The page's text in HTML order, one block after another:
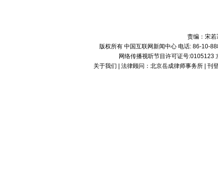
责编：宋
版权所有 中国互联网新闻中心 电话: 86-10-
网络传播视听节目许可证号
关于我们 | 法律顾问： 北京岳成律师事务所| 刊